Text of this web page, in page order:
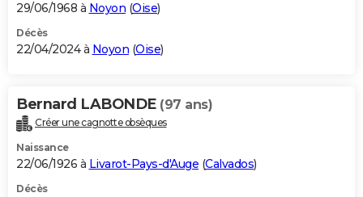
29/06/1968 à Noyon (Oise)
Décès
22/04/2024 à Noyon (Oise)
Bernard LABONDE (97 ans)
Créer une cagnotte obsèques
Naissance
22/06/1926 à Livarot-Pays-d'Auge (Calvados)
Décès